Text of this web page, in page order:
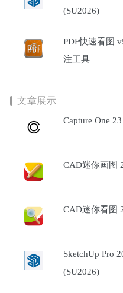
(SU2026)
PDF快速看图
注工具
文章展示
Capture One
CAD迷你画图
CAD迷你看图
SketchUp Pro
(SU2026)